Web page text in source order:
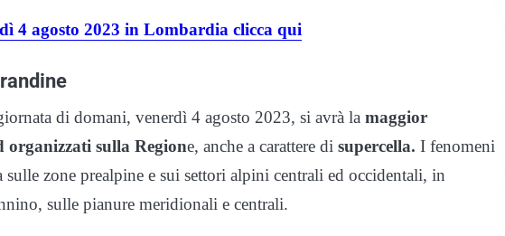
4 agosto 2023 in Lombardia clicca qui
di domani, venerdì 4 agosto 2023, si avrà la maggior
sulla Regione, anche a carattere di supercella. I fenomeni
zone prealpine e sui settori alpini centrali ed occidentali, in
sulle pianure meridionali e centrali.